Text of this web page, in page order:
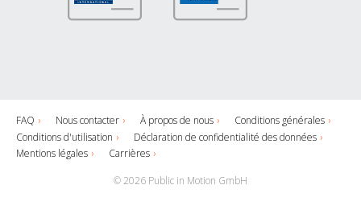
FAQ Nous contacter À propos de nous
Conditions générales
Conditions d'utilisation
Déclaration de confidentialité des données
Mentions légales
Carrières
© 2026 Public in Motion GmbH